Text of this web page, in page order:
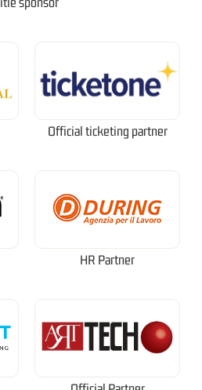
Official ticketing partner
HR Partner